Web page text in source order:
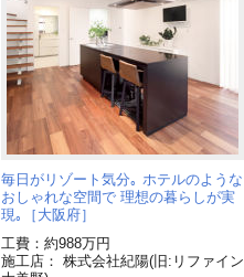
毎日がリゾート気分｡ ホテルのような
おしゃれな空間で 理想の暮らしが実
現｡［大阪府］
工費：約988万円
施工店： 株式会社紀陽(旧:リファイン